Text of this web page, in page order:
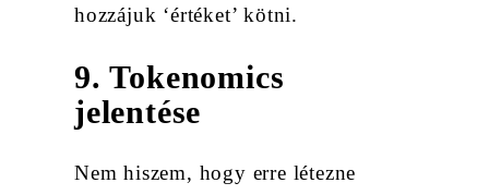
hozzájuk ‘értéket’ kötni.
9. Tokenomics
jelentése
Nem hiszem, hogy erre létezne